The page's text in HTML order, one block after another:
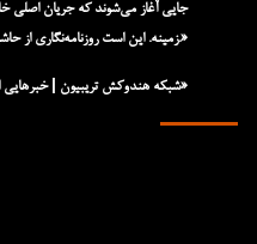
جایی آغاز می‌شوند که جریان اصلی
زمینه. این است روزنامه‌نگاری از حاشیه‌ها.»
«شبکه هند‌و‌کش تریبیون | خبرهایی از حاشیه، داستان‌هایی از سرچشمه»